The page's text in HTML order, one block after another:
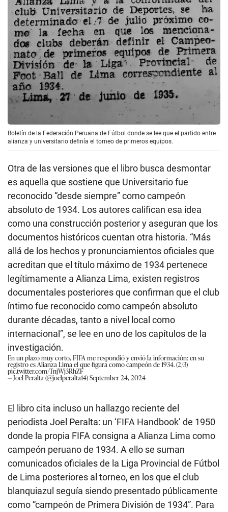
Boletín de la Federación Peruana de Fútbol donde se lee que el partido entre
alianza y universitario definía el torneo de primeros equipos.
Otra de las versiones que el libro busca desmontar
es aquella que sostiene que Universitario fue
reconocido “desde siempre” como campeón
absoluto de 1934. Los autores califican esa idea
como una construcción posterior y aseguran que los
documentos históricos cuentan otra historia. “Más
allá de los hechos y pronunciamientos oficiales que
acreditan que el título máximo de 1934 pertenece
legítimamente a Alianza Lima, existen registros
documentales posteriores que confirman que el club
íntimo fue reconocido como campeón absoluto
durante décadas, tanto a nivel local como
internacional”, se lee en uno de los capítulos de la
investigación.
En un plazo muy corto, FIFA me respondió y envió la información: en su
registro es Alianza Lima el que figura como campeón de 1934. (2/3)
pic.twitter.com/TnjWj3RhZF
— Joel Peralta (@joelperalta14)September 24, 2024
El libro cita incluso un hallazgo reciente del
periodista Joel Peralta: un ‘FIFA Handbook’ de 1950
donde la propia FIFA consigna a Alianza Lima como
campeón peruano de 1934. A ello se suman
comunicados oficiales de la Liga Provincial de Fútbol
de Lima posteriores al torneo, en los que el club
blanquiazul seguía siendo presentado públicamente
como “campeón de Primera División de 1934”. Para